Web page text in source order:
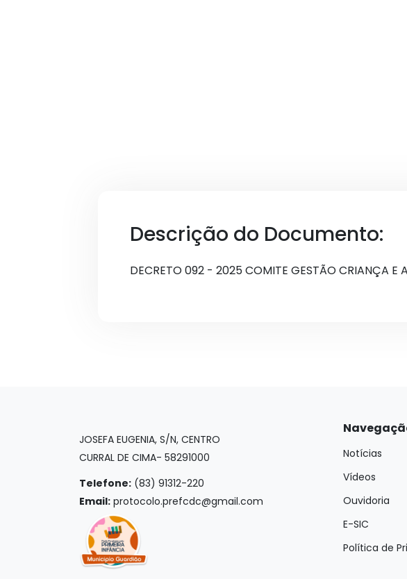
Descrição do Documento:
DECRETO 092 - 2025 COMITE GESTÃO CRIANÇA E
JOSEFA EUGENIA, S/N, CENTRO
CURRAL DE CIMA- 58291000
Telefone: (83) 91312-220
Email: protocolo.prefcdc@gmail.com
Notícias
Vídeos
Ouvidoria
E-SIC
Política de